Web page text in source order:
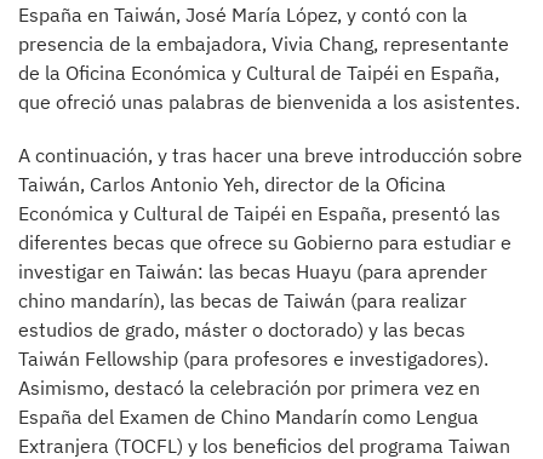
España en Taiwán, José María López, y contó con la
presencia de la embajadora, Vivia Chang, representante
de la Oficina Económica y Cultural de Taipéi en España,
que ofreció unas palabras de bienvenida a los asistentes.
A continuación, y tras hacer una breve introducción sobre
Taiwán, Carlos Antonio Yeh, director de la Oficina
Económica y Cultural de Taipéi en España, presentó las
diferentes becas que ofrece su Gobierno para estudiar e
investigar en Taiwán: las becas Huayu (para aprender
chino mandarín), las becas de Taiwán (para realizar
estudios de grado, máster o doctorado) y las becas
Taiwán Fellowship (para profesores e investigadores).
Asimismo, destacó la celebración por primera vez en
España del Examen de Chino Mandarín como Lengua
Extranjera (TOCFL) y los beneficios del programa Taiwan